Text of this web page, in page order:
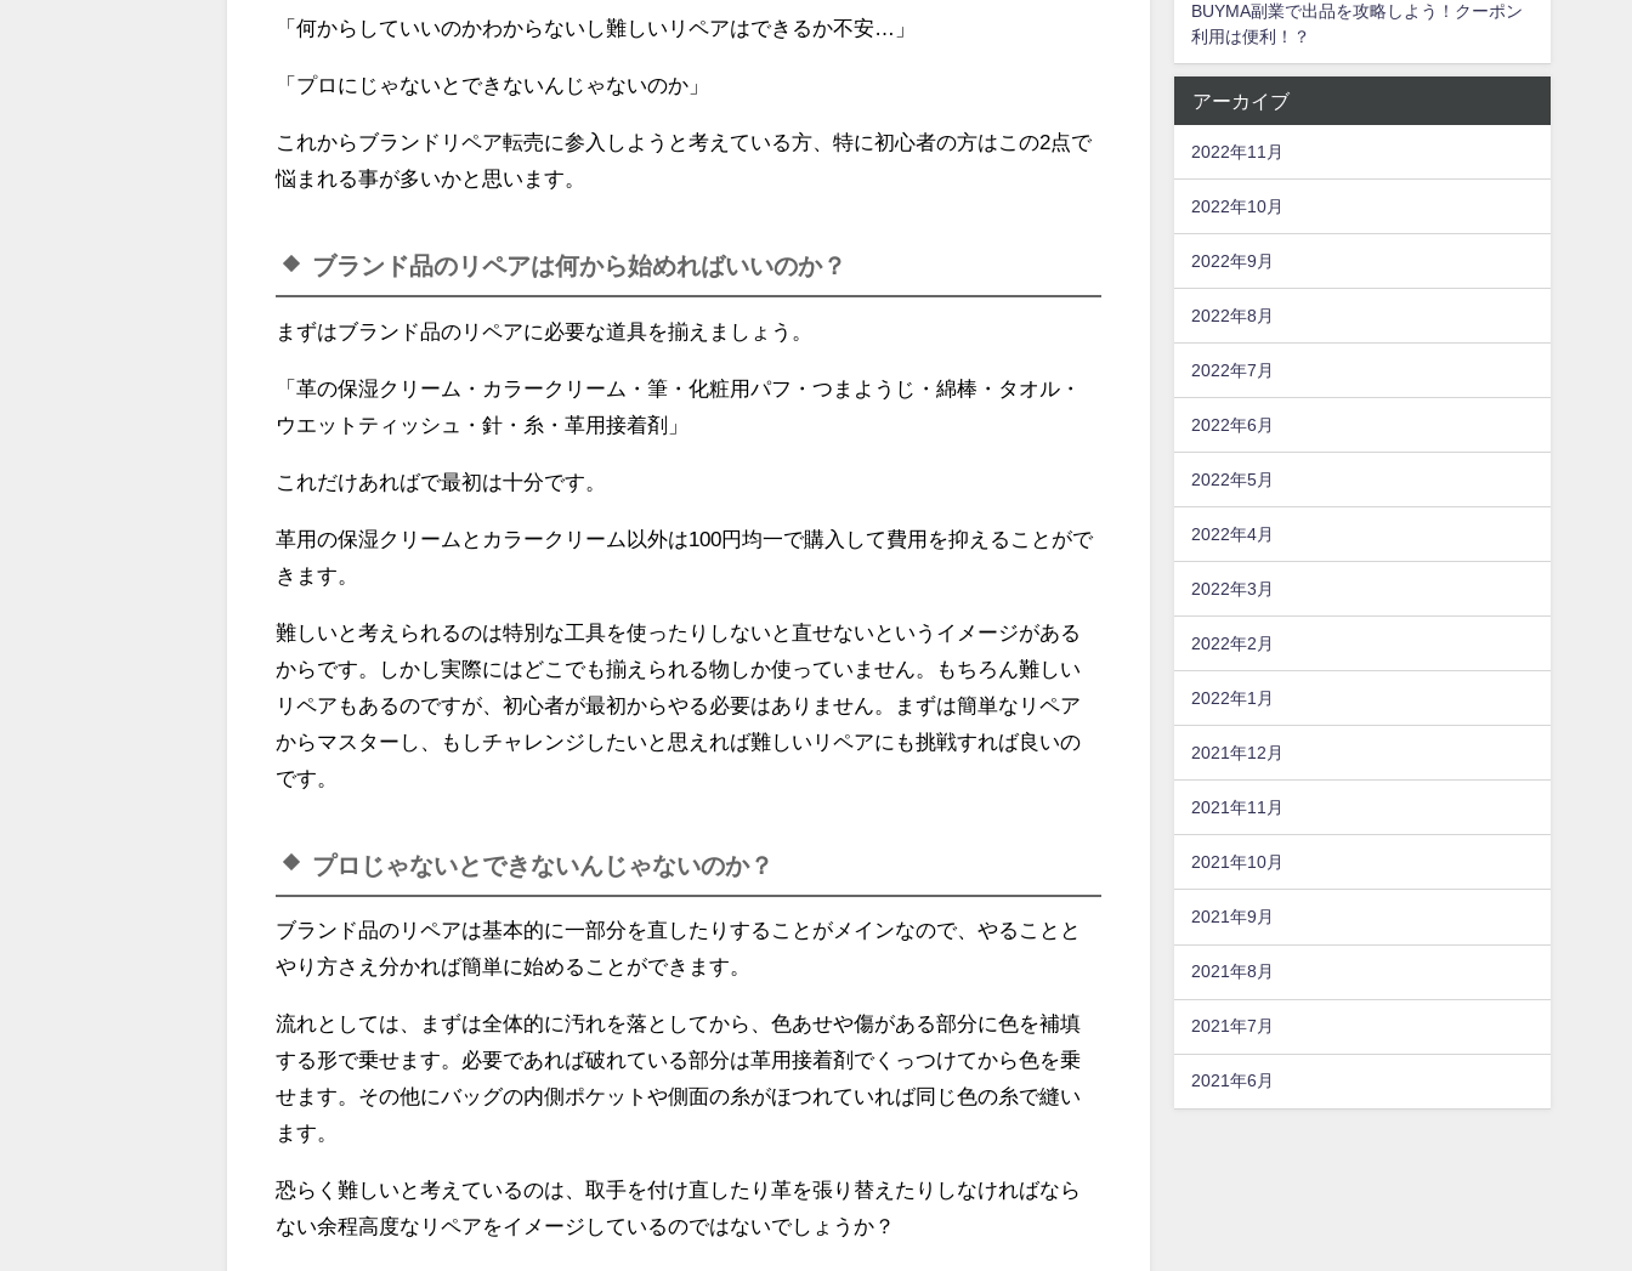
「何からしていいのかわからないし難しいリペアはできるか不安…」
「プロにじゃないとできないんじゃないのか」
これからブランドリペア転売に参入しようと考えている方、特に初心者の方はこの2点で
悩まれる事が多いかと思います。
ブランド品のリペアは何から始めればいいのか？
まずはブランド品のリペアに必要な道具を揃えましょう。
「革の保湿クリーム・カラークリーム・筆・化粧用パフ・つまようじ・綿棒・タオル・
ウエットティッシュ・針・糸・革用接着剤」
これだけあればで最初は十分です。
革用の保湿クリームとカラークリーム以外は100円均一で購入して費用を抑えることがで
きます。
難しいと考えられるのは特別な工具を使ったりしないと直せないというイメージがある
からです。しかし実際にはどこでも揃えられる物しか使っていません。もちろん難しい
リペアもあるのですが、初心者が最初からやる必要はありません。まずは簡単なリペア
からマスターし、もしチャレンジしたいと思えれば難しいリペアにも挑戦すれば良いの
です。
プロじゃないとできないんじゃないのか？
ブランド品のリペアは基本的に一部分を直したりすることがメインなので、やることと
やり方さえ分かれば簡単に始めることができます。
流れとしては、まずは全体的に汚れを落としてから、色あせや傷がある部分に色を補填
する形で乗せます。必要であれば破れている部分は革用接着剤でくっつけてから色を乗
せます。その他にバッグの内側ポケットや側面の糸がほつれていれば同じ色の糸で縫い
ます。
恐らく難しいと考えているのは、取手を付け直したり革を張り替えたりしなければなら
ない余程高度なリペアをイメージしているのではないでしょうか？
BUYMA副業で出品を攻略しよう！クーポン
利用は便利！？
アーカイブ
2022年11月
2022年10月
2022年9月
2022年8月
2022年7月
2022年6月
2022年5月
2022年4月
2022年3月
2022年2月
2022年1月
2021年12月
2021年11月
2021年10月
2021年9月
2021年8月
2021年7月
2021年6月